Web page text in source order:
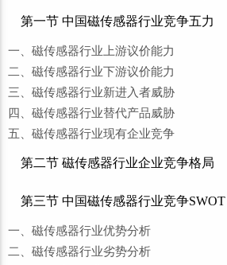
第一节 中国磁传感器行业竞争五力
一、磁传感器行业上游议价能力
二、磁传感器行业下游议价能力
三、磁传感器行业新进入者威胁
四、磁传感器行业替代产品威胁
五、磁传感器行业现有企业竞争
第二节 磁传感器行业企业竞争格局
第三节 中国磁传感器行业竞争SWOT
一、磁传感器行业优势分析
二、磁传感器行业劣势分析